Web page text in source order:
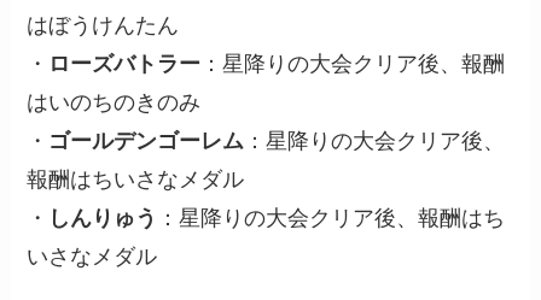
はぼうけんたん
・ ローズバトラー ：星降りの大会クリア後、報酬
はいのちのきのみ
・ ゴールデンゴーレム ：星降りの大会クリア後、
報酬はちいさなメダル
・ しんりゅう ：星降りの大会クリア後、報酬はち
いさなメダル